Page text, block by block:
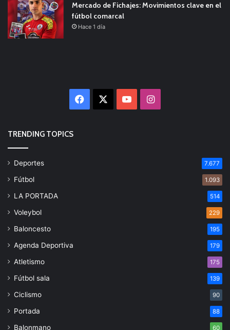
Mercado de Fichajes: Movimientos clave en el
fútbol comarcal
Hace 1 día
Facebook YouTubeInstagram
TRENDING TOPICS
Deportes 7.677
Fútbol 1.093
LA PORTADA 514
Voleybol 229
Baloncesto 195
Agenda Deportiva 179
Atletismo 175
Fútbol sala 139
Ciclismo 90
Portada 88
Balonmano 60